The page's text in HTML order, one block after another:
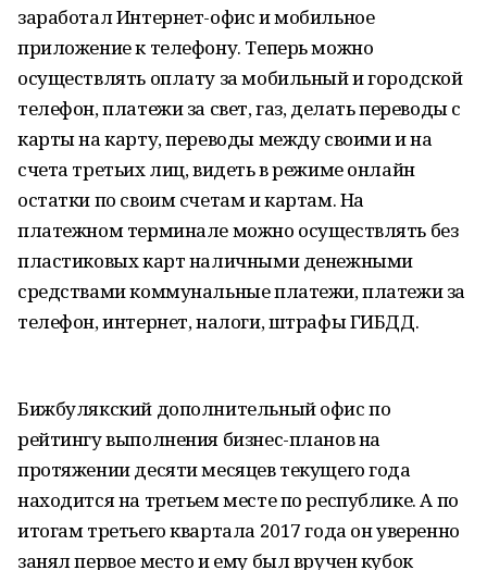
заработал Интернет-офис и мобильное
приложение к телефону. Теперь можно
осуществлять оплату за мобильный и городской
телефон, платежи за свет, газ, делать переводы с
карты на карту, переводы между своими и на
счета третьих лиц, видеть в режиме онлайн
остатки по своим счетам и картам. На
платежном терминале можно осуществлять без
пластиковых карт наличными денежными
средствами коммунальные платежи, платежи за
телефон, интернет, налоги, штрафы ГИБДД.
Бижбулякский дополнительный офис по
рейтингу выполнения бизнес-планов на
протяжении десяти месяцев текущего года
находится на третьем месте по республике. А по
итогам третьего квартала 2017 года он уверенно
занял первое место и ему был вручен кубок